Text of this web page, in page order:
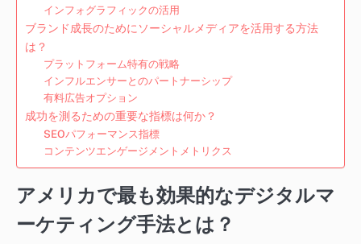
インフォグラフィックの活用
ブランド成長のためにソーシャルメディアを活用する方法
は？
プラットフォーム特有の戦略
インフルエンサーとのパートナーシップ
有料広告オプション
成功を測るための重要な指標は何か？
SEOパフォーマンス指標
コンテンツエンゲージメントメトリクス
アメリカで最も効果的なデジタルマ
ーケティング手法とは？